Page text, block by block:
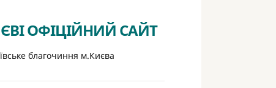
ОФІЦІЙНИЙ САЙТ
благочиння м.Києва